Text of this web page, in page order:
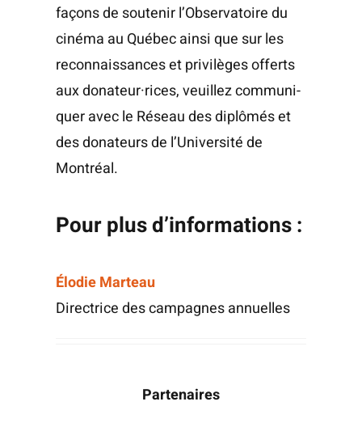
façons de sou­te­nir l’Observatoire du
ciné­ma au Qué­bec ain­si que sur les
recon­nais­sances et pri­vi­lèges offerts
aux donateur·rices, veuillez com­mu­ni­
quer avec le Réseau des diplô­més et
des dona­teurs de l’Université de
Montréal.
Pour plus d’informations :
Élo­die Marteau
Direc­trice des cam­pagnes annuelles
Partenaires